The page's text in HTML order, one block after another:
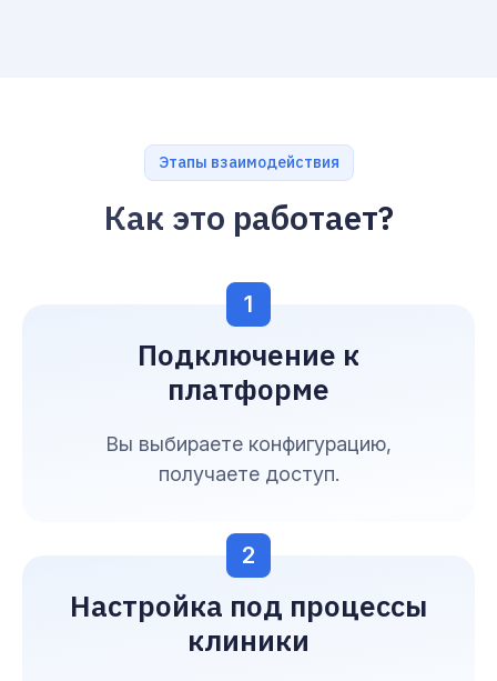
Этапы взаимодействия
Как это работает?
1
Подключение к
платформе
Вы выбираете конфигурацию,
получаете доступ.
2
Настройка под процессы
клиники